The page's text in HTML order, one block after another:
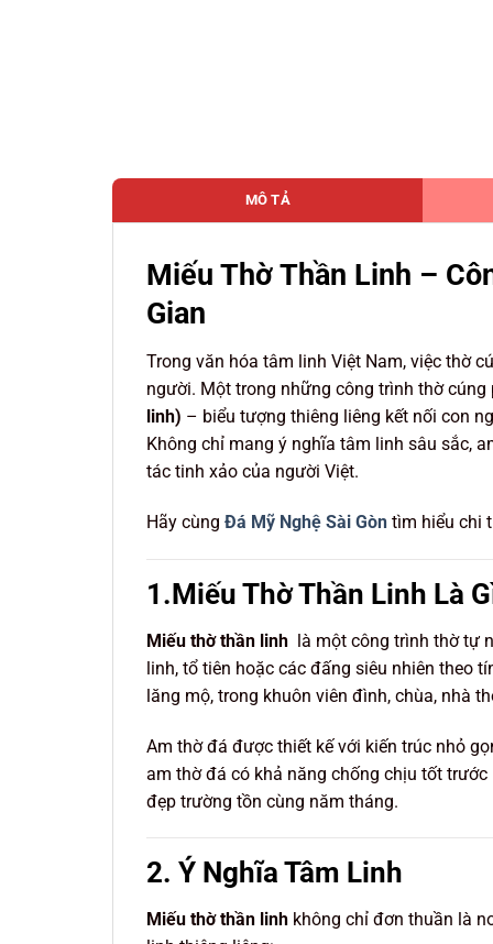
MÔ TẢ
Miếu Thờ Thần Linh –
Gian
Trong văn hóa tâm linh Việt Nam, việc thờ
người. Một trong những công trình thờ
linh) – biểu tượng thiêng liêng kết nối con
Không chỉ mang ý nghĩa tâm linh sâu sắc,
tác tinh xảo của người Việt.
Hãy cùng Đá Mỹ Nghệ Sài Gòn tìm hiểu chi
1.Miếu Thờ Thần Linh Là
Miếu thờ thần linh là một công trình thờ tự
linh, tổ tiên hoặc các đấng siêu nhiên theo
lăng mộ, trong khuôn viên đình, chùa, nhà
Am thờ đá được thiết kế với kiến trúc nhỏ
am thờ đá có khả năng chống chịu tốt
đẹp trường tồn cùng năm tháng.
2. Ý Nghĩa Tâm Linh
Miếu thờ thần linh không chỉ đơn thuần là